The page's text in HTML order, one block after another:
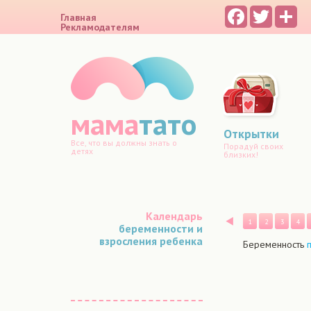
Главная
Рекламодателям
FacebookTwitter
маматато
Все, что вы должны знать о
детях
Открытки
Порадуй своих
близких!
Календарь
беременности и
взросления ребенка
Назад
1 2 3 4
Беременность